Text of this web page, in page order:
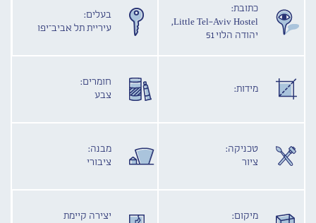
כתובת:
Little Tel-Aviv Hostel,
יהודה הלוי 51
בעלים:
עיריית תל אביב־יפו
מידות:
חומרים:
צבע
טכניקה:
ציור
מבנה:
ציבורי
מיקום:
יצירה קיימת